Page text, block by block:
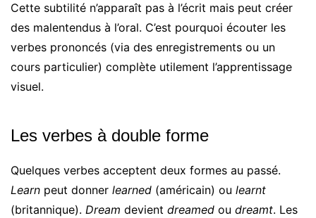
Cette subtilité n’apparaît pas à l’écrit mais peut créer
des malentendus à l’oral. C’est pourquoi écouter les
verbes prononcés (via des enregistrements ou un
cours particulier) complète utilement l’apprentissage
visuel.
Les verbes à double forme
Quelques verbes acceptent deux formes au passé.
Learn peut donner learned (américain) ou learnt
(britannique). Dream devient dreamed ou dreamt. Les